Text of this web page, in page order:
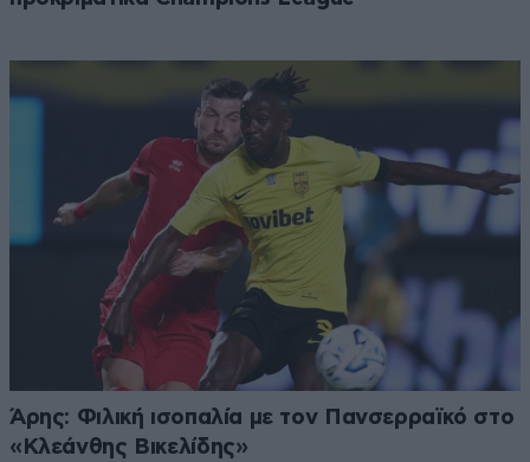
Άρης: Φιλική ισοπαλία με τον Πανσερραϊκό στο
«Κλεάνθης Βικελίδης»